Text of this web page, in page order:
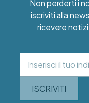
Non perderti i
iscriviti alla
ricevere
ISCRIVITI